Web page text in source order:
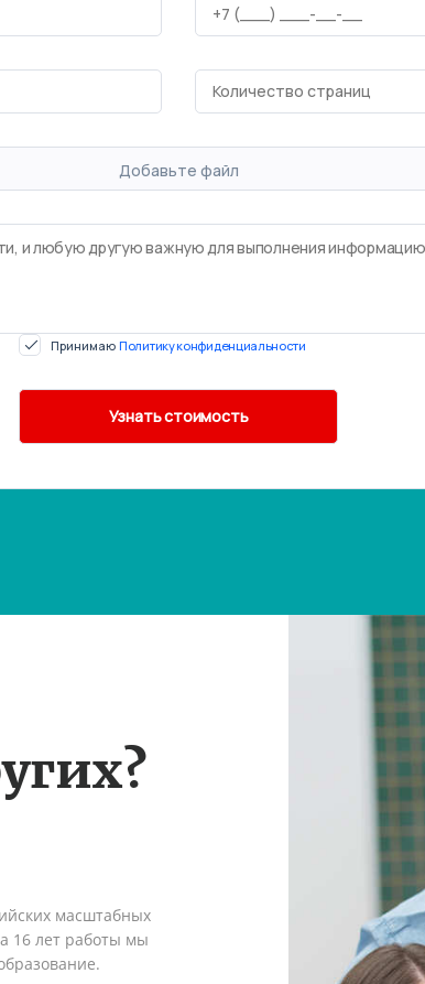
Добавьте файл
Принимаю Политику конфиденциальности
масштабных
16 лет работы мы